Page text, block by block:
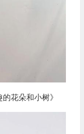
花朵和小树》